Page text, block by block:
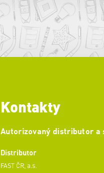
Kontakty
Autorizovaný distributor a
Distributor
FAST ČR, a.s.